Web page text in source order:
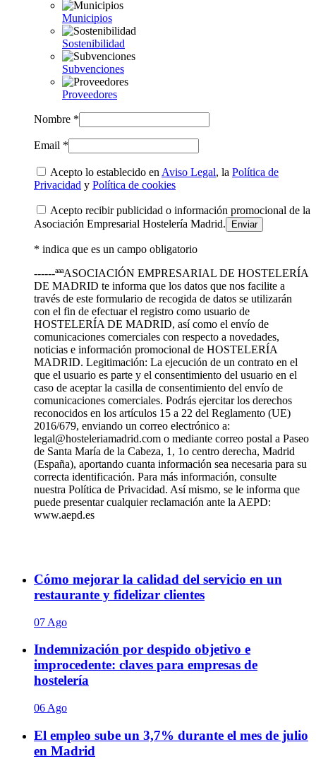
Municipios
Sostenibilidad
Subvenciones
Proveedores
Nombre *
Email *
Acepto lo establecido en Aviso Legal, la Política de
Privacidad y Política de cookies
Acepto recibir publicidad o información promocional de la
Asociación Empresarial Hostelería Madrid.
* indica que es un campo obligatorio
------ªªªASOCIACIÓN EMPRESARIAL DE HOSTELERÍA
DE MADRID te informa que los datos que nos facilite a
través de este formulario de recogida de datos se utilizarán
con el fin de efectuar el registro como usuario de
HOSTELERÍA DE MADRID, así como el envío de
comunicaciones comerciales con respecto a novedades,
noticias e información promocional de HOSTELERÍA
MADRID. Legitimación: La ejecución de un contrato en el
que el usuario es parte y el consentimiento del usuario en el
caso de aceptar la casilla de consentimiento del envío de
comunicaciones comerciales. Podrás ejercitar los derechos
reconocidos en los artículos 15 a 22 del Reglamento (UE)
2016/679, enviando un correo electrónico a:
legal@hosteleriamadrid.com o mediante correo postal a Paseo
de Santa María de la Cabeza, 1, 1o centro derecha, Madrid
(España), aportando cuanta información sea necesaria para su
correcta identificación. Para más información, consulte
nuestra Política de Privacidad. Así mismo, se le informa que
puede presentar cualquier reclamación ante la AEPD:
www.aepd.es
Cómo mejorar la calidad del servicio en un
restaurante y fidelizar clientes
07 Ago
Indemnización por despido objetivo e
improcedente: claves para empresas de
hostelería
06 Ago
El empleo sube un 3,7% durante el mes de julio
en Madrid